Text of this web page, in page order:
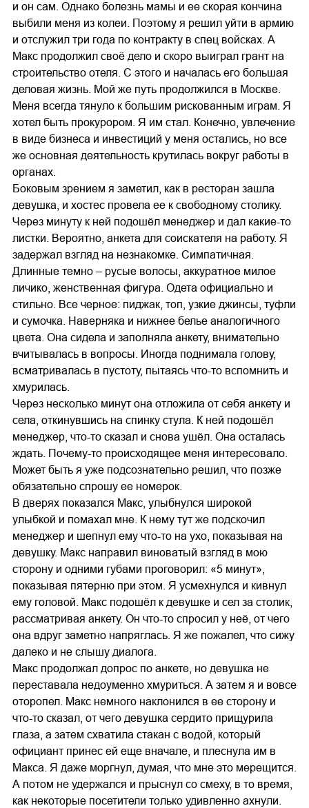
и он сам. Однако болезнь мамы и ее скорая кончина
выбили меня из колеи. Поэтому я решил уйти в армию
и отслужил три года по контракту в спец войсках. А
Макс продолжил своё дело и скоро выиграл грант на
строительство отеля. С этого и началась его большая
деловая жизнь. Мой же путь продолжился в Москве.
Меня всегда тянуло к большим рискованным играм. Я
хотел быть прокурором. Я им стал. Конечно, увлечение
в виде бизнеса и инвестиций у меня остались, но все
же основная деятельность крутилась вокруг работы в
органах.
Боковым зрением я заметил, как в ресторан зашла
девушка, и хостес провела ее к свободному столику.
Через минуту к ней подошёл менеджер и дал какие-то
листки. Вероятно, анкета для соискателя на работу. Я
задержал взгляд на незнакомке. Симпатичная.
Длинные темно – русые волосы, аккуратное милое
личико, женственная фигура. Одета официально и
стильно. Все черное: пиджак, топ, узкие джинсы, туфли
и сумочка. Наверняка и нижнее белье аналогичного
цвета. Она сидела и заполняла анкету, внимательно
вчитывалась в вопросы. Иногда поднимала голову,
всматривалась в пустоту, пытаясь что-то вспомнить и
хмурилась.
Через несколько минут она отложила от себя анкету и
села, откинувшись на спинку стула. К ней подошёл
менеджер, что-то сказал и снова ушёл. Она осталась
ждать. Почему-то происходящее меня интересовало.
Может быть я уже подсознательно решил, что позже
обязательно спрошу ее номерок.
В дверях показался Макс, улыбнулся широкой
улыбкой и помахал мне. К нему тут же подскочил
менеджер и шепнул ему что-то на ухо, показывая на
девушку. Макс направил виноватый взгляд в мою
сторону и одними губами проговорил: «5 минут»,
показывая пятерню при этом. Я усмехнулся и кивнул
ему головой. Макс подошёл к девушке и сел за столик,
рассматривая анкету. Он что-то спросил у неё, от чего
она вдруг заметно напряглась. Я же пожалел, что сижу
далеко и не слышу диалога.
Макс продолжал допрос по анкете, но девушка не
переставала недоуменно хмуриться. А затем я и вовсе
оторопел. Макс немного наклонился в ее сторону и
что-то сказал, от чего девушка сердито прищурила
глаза, а затем схватила стакан с водой, который
официант принес ей еще вначале, и плеснула им в
Макса. Я даже моргнул, думая, что мне это мерещится.
А потом не удержался и прыснул со смеху, в то время,
как некоторые посетители только удивленно ахнули.